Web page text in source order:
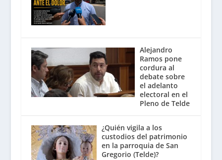
Alejandro
Ramos pone
cordura al
debate sobre
el adelanto
electoral en el
Pleno de Telde
¿Quién vigila a los
custodios del patrimonio
en la parroquia de San
Gregorio (Telde)?